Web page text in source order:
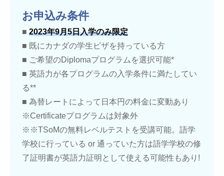
お申込み条件
■ 2023年9月5日入学のみ限定
■ 既にカナダの学生ビザを持っている方
■ ご希望のDiplomaプログラムを選択可能*
■ 英語力が各プログラムの入学条件に満たしてい
る**
■ 為替レートによって日本円の料金に変動あり
※Certificateプログラムは対象外
※※TSoMの無料レベルテストを受講可能。語学
学校に行っている or 通っていた方は語学学校の修
了証明書が英語力証明として使える可能性もあり!